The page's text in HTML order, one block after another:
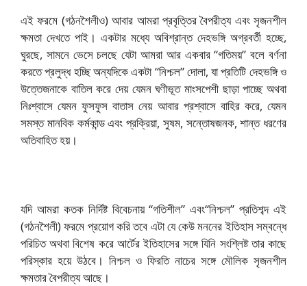
এই ফরমে (গঠনশৈলীও) আবার আমরা প্রবৃত্তির বৈপরীত্য এবং সৃজনশীল
ক্ষমতা দেখতে পাই। একটার মধ্যে অবিশ্রান্ত দেহভঙ্গি অগ্রবর্তী হচ্ছে,
ঘুরছে, সামনে ভেসে চলছে যেটা আমরা আর একবার “গতিময়” বলে বর্ণনা
করতে প্রলুদ্ধ হচ্ছি অন্যদিকে একটা “নিশ্চল” দোলা, যা প্রতিটি দেহভঙ্গি ও
উত্তেজনাকে বাতিল করে দেয় যেমন ঘণীভূত মাংসপেশী ছাড়া পাচ্ছে অথবা
নিঃশ্বাসে যেমন ফুসফুস বাতাস নেয় আবার প্রশ্বাসে বাহির করে, যেমন
সমস্ত মানবিক কর্মকান্ড এবং প্রক্রিয়া, সুষম, সন্তোষজনক, শান্ত ধরণের
অতিবাহিত হয়।
যদি আমরা কতক নির্দিষ্ট বিবেচনায় “গতিশীল” এবং“নিশ্চল” প্রতিশব্দ এই
(গঠনশৈলী) ফরমে প্রয়োগ করি তবে এটা যে কেউ মননের ইতিহাস সম্বন্ধে
পরিচিত অথবা বিশেষ করে আর্টের ইতিহাসের সঙ্গে যিনি সংশ্লিষ্ট তার কাছে
পরিস্কার হয়ে উঠবে। নিশ্চল ও ফিরতি নাচের সঙ্গে মৌলিক সৃজনশীল
ক্ষমতার বৈপরীত্য আছে।